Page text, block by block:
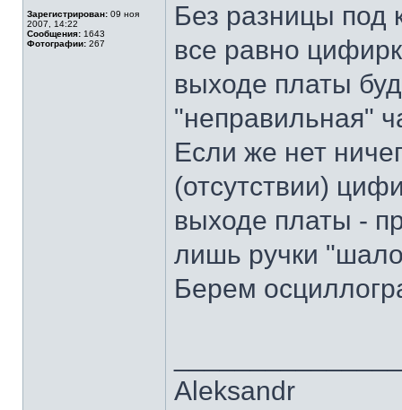
Зарегистрирован: 09 ноя
2007, 14:22
Сообщения: 1643
Фотографии: 267
Без разницы под
все равно
выходе платы
"неправильная"
Если же нет
(отсутствии)
выходе платы -
лишь ручки
Берем
Aleksandr